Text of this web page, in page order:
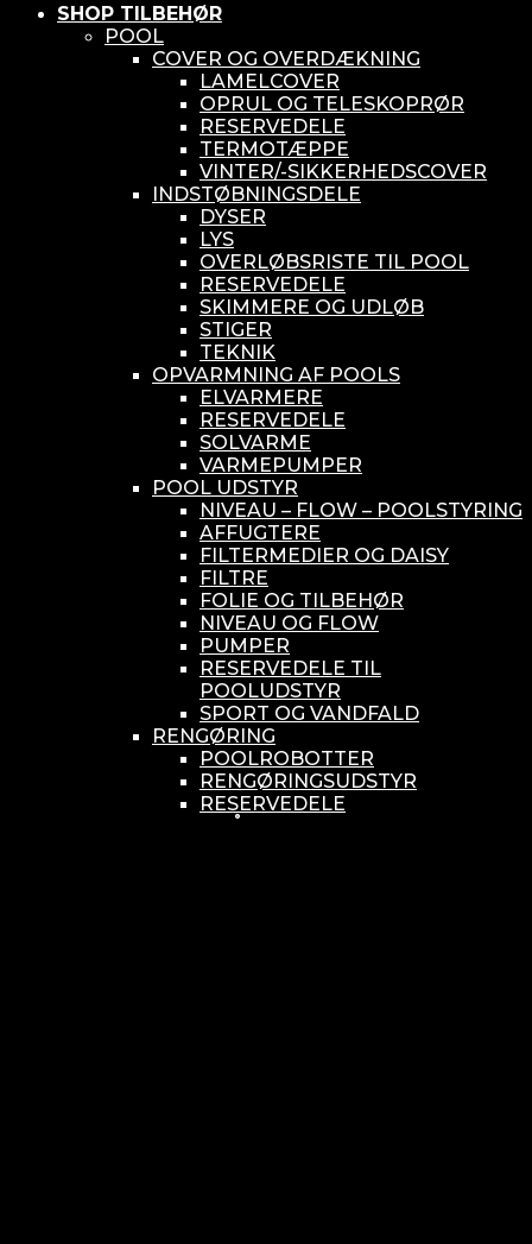
SHOP TILBEHØR
POOL
COVER OG OVERDÆKNING
LAMELCOVER
OPRUL OG TELESKOPRØR
RESERVEDELE
TERMOTÆPPE
VINTER/-SIKKERHEDSCOVER
INDSTØBNINGSDELE
DYSER
LYS
OVERLØBSRISTE TIL POOL
RESERVEDELE
SKIMMERE OG UDLØB
STIGER
TEKNIK
OPVARMNING AF POOLS
ELVARMERE
RESERVEDELE
SOLVARME
VARMEPUMPER
POOL UDSTYR
NIVEAU – FLOW – POOLSTYRING
AFFUGTERE
FILTERMEDIER OG DAISY
FILTRE
FOLIE OG TILBEHØR
NIVEAU OG FLOW
PUMPER
RESERVEDELE TIL
POOLUDSTYR
SPORT OG VANDFALD
RENGØRING
POOLROBOTTER
RENGØRINGSUDSTYR
RESERVEDELE
SMÅ BUNDSUGERE